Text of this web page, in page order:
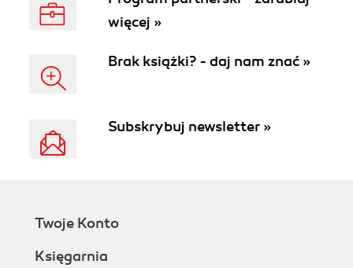
więcej »
Brak książki? - daj nam znać »
Subskrybuj newsletter »
Twoje Konto
Księgarnia